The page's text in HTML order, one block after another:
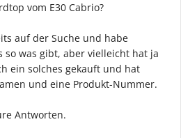
vom E30 Cabrio?
auf der Suche und habe
so was gibt, aber vielleicht hat ja
ein solches gekauft und hat
und eine Produkt-Nummer.
Antworten.